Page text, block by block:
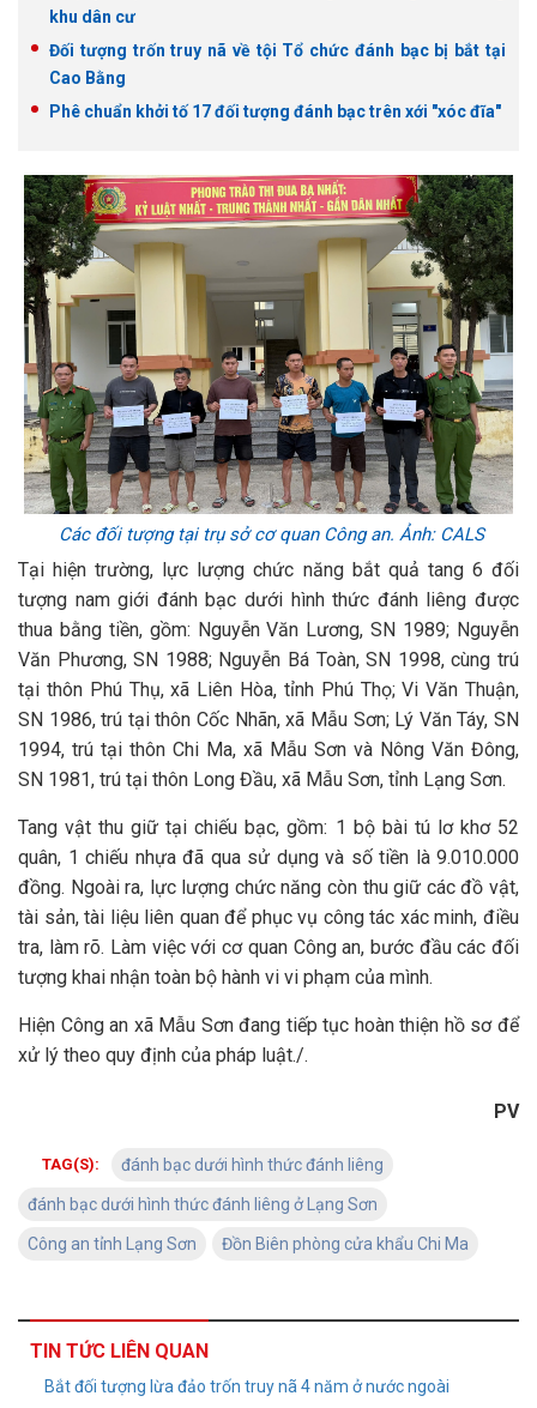
khu dân cư
Đối tượng trốn truy nã về tội Tổ chức đánh bạc bị bắt tại
Cao Bằng
Phê chuẩn khởi tố 17 đối tượng đánh bạc trên xới "xóc đĩa"
Các đối tượng tại trụ sở cơ quan Công an. Ảnh: CALS
Tại hiện trường, lực lượng chức năng bắt quả tang 6 đối
tượng nam giới đánh bạc dưới hình thức đánh liêng được
thua bằng tiền, gồm: Nguyễn Văn Lương, SN 1989; Nguyễn
Văn Phương, SN 1988; Nguyễn Bá Toàn, SN 1998, cùng trú
tại thôn Phú Thụ, xã Liên Hòa, tỉnh Phú Thọ; Vi Văn Thuận,
SN 1986, trú tại thôn Cốc Nhãn, xã Mẫu Sơn; Lý Văn Táy, SN
1994, trú tại thôn Chi Ma, xã Mẫu Sơn và Nông Văn Đông,
SN 1981, trú tại thôn Long Đầu, xã Mẫu Sơn, tỉnh Lạng Sơn.
Tang vật thu giữ tại chiếu bạc, gồm: 1 bộ bài tú lơ khơ 52
quân, 1 chiếu nhựa đã qua sử dụng và số tiền là 9.010.000
đồng. Ngoài ra, lực lượng chức năng còn thu giữ các đồ vật,
tài sản, tài liệu liên quan để phục vụ công tác xác minh, điều
tra, làm rõ. Làm việc với cơ quan Công an, bước đầu các đối
tượng khai nhận toàn bộ hành vi vi phạm của mình.
Hiện Công an xã Mẫu Sơn đang tiếp tục hoàn thiện hồ sơ để
xử lý theo quy định của pháp luật./.
PV
TAG(S): đánh bạc dưới hình thức đánh liêng
đánh bạc dưới hình thức đánh liêng ở Lạng Sơn
Công an tỉnh Lạng Sơn Đồn Biên phòng cửa khẩu Chi Ma
TIN TỨC LIÊN QUAN
Bắt đối tượng lừa đảo trốn truy nã 4 năm ở nước ngoài